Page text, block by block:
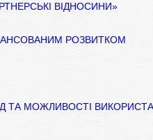
ВІДНОСИНИ»
РОЗВИТКОМ
ТА МОЖЛИВОСТІ